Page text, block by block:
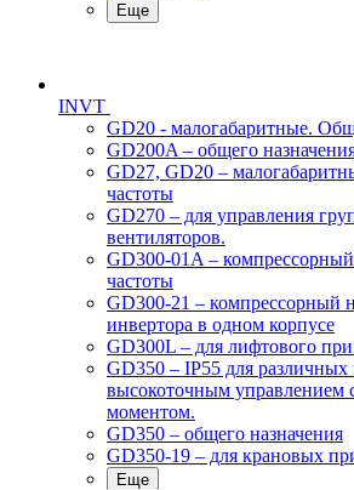
Еще
INVT
GD20 - малогабаритные.
GD200A – общего
GD27, GD20 –
частоты
GD270 – для управления
вентиляторов.
GD300-01A – компрессорный
частоты
GD300-21 – компрессорный
инвертора в одном корпусе
GD300L – для лифтового
GD350 – IP55 для
высокоточным управлением
моментом.
GD350 – общего назначения
GD350-19 – для крановых
Еще